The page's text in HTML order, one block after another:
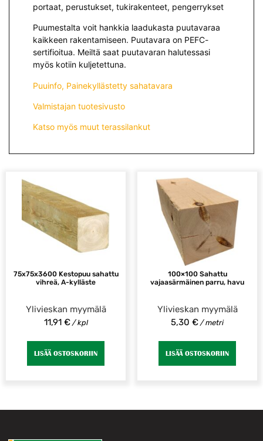
portaat, perustukset, tukirakenteet, pengerrykset
Puumestalta voit hankkia laadukasta puutavaraa
kaikkeen rakentamiseen. Puutavara on PEFC-
sertifioitua. Meiltä saat puutavaran halutessasi
myös kotiin kuljetettuna.
Puuinfo, Painekyllästetty sahatavara
Valmistajan tuotesivusto
Katso myös muut terassilankut
75x75x3600 Kestopuu sahattu
vihreä, A-kylläste
Ylivieskan myymälä
11,91 €/ kpl
LISÄÄ OSTOSKORIIN
100×100 Sahattu
vajaasärmäinen parru, havu
Ylivieskan myymälä
5,30 € / metri
LISÄÄ OSTOSKORIIN